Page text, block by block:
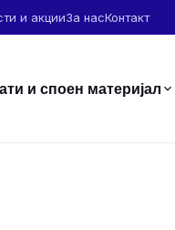
и акцииЗа насКонтакт
и споен материјал